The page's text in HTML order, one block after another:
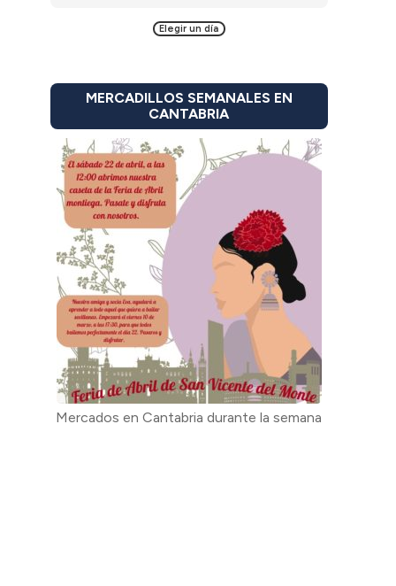
Elegir un día
MERCADILLOS SEMANALES EN
CANTABRIA
Mercados en Cantabria durante la semana